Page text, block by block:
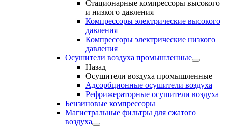
Стационарные компрессоры высокого
и низкого давления
Компрессоры электрические высокого
давления
Компрессоры электрические низкого
давления
Осушители воздуха промышленные
Назад
Осушители воздуха промышленные
Адсорбционные осушители воздуха
Рефрижераторные осушители воздуха
Бензиновые компрессоры
Магистральные фильтры для сжатого
воздуха